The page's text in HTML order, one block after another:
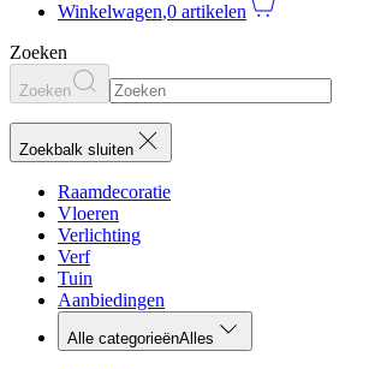
Winkelwagen,0 artikelen
Zoeken
Zoeken
Zoekbalk sluiten
Raamdecoratie
Vloeren
Verlichting
Verf
Tuin
Aanbiedingen
Alle categorieënAlles